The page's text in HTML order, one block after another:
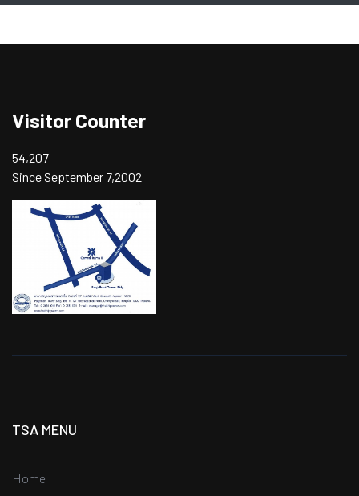
Visitor Counter
54,207
Since September 7,2002
TSA MENU
Home